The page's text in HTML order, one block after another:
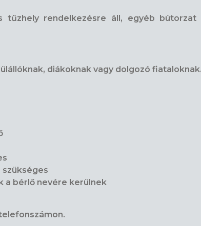
tűzhely rendelkezésre áll, egyéb
diákoknak vagy dolgozó fiataloknak.
szükséges
a bérlő nevére kerülnek